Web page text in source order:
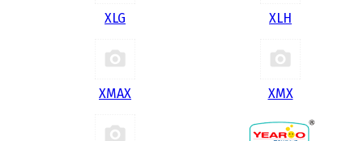
XLG XLH
XMAX XMX